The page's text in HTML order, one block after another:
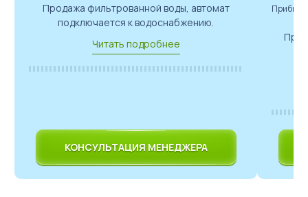
Продажа фильтрованной воды, автомат
подключается к водоснабжению.
Читать подробнее
КОНСУЛЬТАЦИЯ МЕНЕДЖЕРА